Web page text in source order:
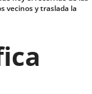
vecinos y traslada la